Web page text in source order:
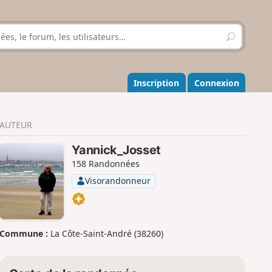
R
e
h
e
r
r
Inscription Connexion
AUTEUR
Yannick_Josset
158 Randonnées
Visorandonneur
Commune : La Côte-Saint-André (38260)